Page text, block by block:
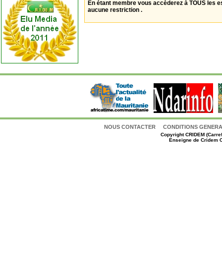
En étant membre vous accèderez à TOUS les
aucune restriction .
NOUS CONTACTER CONDITIONS
CopyrightCRIDEM
Enseigne de Cridem